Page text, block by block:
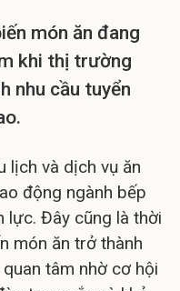
món ăn đang
khi thị trường
nhu cầu tuyển
lịch và dịch vụ ăn
động ngành bếp
lực. Đây cũng là thời
món ăn trở thành
tâm nhờ cơ hội